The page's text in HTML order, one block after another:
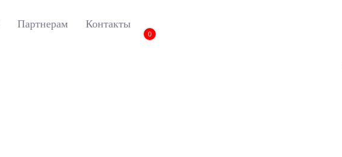
Партнерам Контакты
0